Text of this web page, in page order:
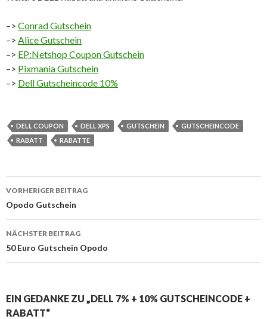
–> Conrad Gutschein
–> Alice Gutschein
–> EP:Netshop Coupon Gutschein
–> Pixmania Gutschein
–> Dell Gutscheincode 10%
DELL COUPON DELL XPS GUTSCHEIN
GUTSCHEINCODE
RABATT
RABATTE
Beitrags-
Navigation
VORHERIGER BEITRAG
Opodo Gutschein
NÄCHSTER BEITRAG
50 Euro Gutschein Opodo
EIN GEDANKE ZU „DELL 7% + 10% GUTSCHEINCODE +
RABATT“